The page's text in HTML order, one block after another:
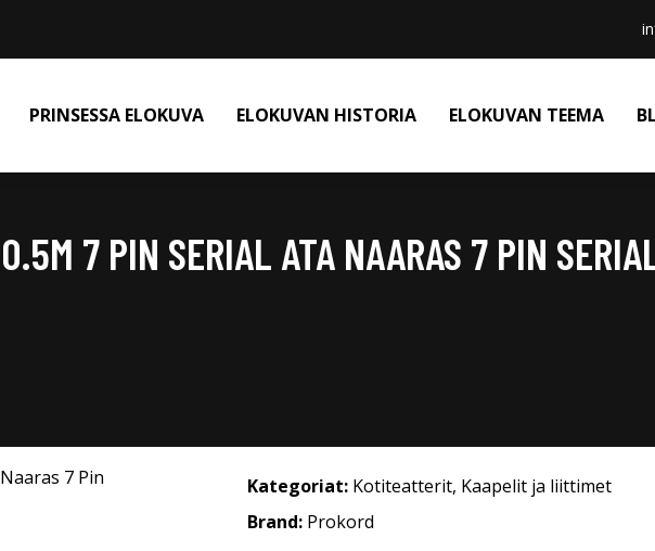
PRINSESSA ELOKUVA ELOKUVAN HISTORIA ELOKUVAN TEEMA
7 PIN SERIAL ATA NAARAS 7 PIN
Kategoriat: Kotiteatterit, Kaapelit ja liittimet
Brand: Prokord